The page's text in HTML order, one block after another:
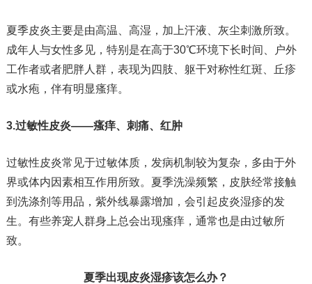
夏季皮炎主要是由高温、高湿，加上汗液、灰尘刺激所致。
成年人与女性多见，特别是在高于30℃环境下长时间、户外
工作者或者肥胖人群，表现为四肢、躯干对称性红斑、丘疹
或水疱，伴有明显瘙痒。
3.过敏性皮炎——瘙痒、刺痛、红肿
过敏性皮炎常见于过敏体质，发病机制较为复杂，多由于外
界或体内因素相互作用所致。夏季洗澡频繁，皮肤经常接触
到洗涤剂等用品，紫外线暴露增加，会引起皮炎湿疹的发
生。有些养宠人群身上总会出现瘙痒，通常也是由过敏所
致。
夏季出现皮炎湿疹该怎么办？